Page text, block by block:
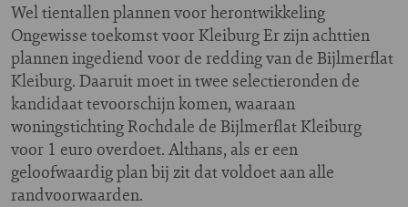
Wel tientallen plannen voor herontwikkeling
Ongewisse toekomst voor Kleiburg Er zijn achttien
plannen ingediend voor de redding van de Bijlmerflat
Kleiburg. Daaruit moet in twee selectieronden de
kandidaat tevoorschijn komen, waaraan
woningstichting Rochdale de Bijlmerflat Kleiburg
voor 1 euro overdoet. Althans, als er een
geloofwaardig plan bij zit dat voldoet aan alle
randvoorwaarden.